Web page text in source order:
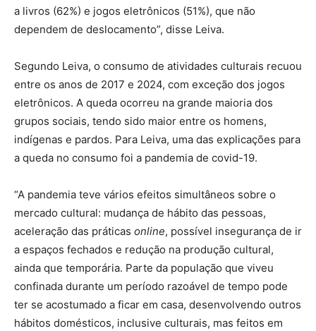
a livros (62%) e jogos eletrônicos (51%), que não
dependem de deslocamento”, disse Leiva.
Segundo Leiva, o consumo de atividades culturais recuou
entre os anos de 2017 e 2024, com exceção dos jogos
eletrônicos. A queda ocorreu na grande maioria dos
grupos sociais, tendo sido maior entre os homens,
indígenas e pardos. Para Leiva, uma das explicações para
a queda no consumo foi a pandemia de covid-19.
“A pandemia teve vários efeitos simultâneos sobre o
mercado cultural: mudança de hábito das pessoas,
aceleração das práticas online, possível insegurança de ir
a espaços fechados e redução na produção cultural,
ainda que temporária. Parte da população que viveu
confinada durante um período razoável de tempo pode
ter se acostumado a ficar em casa, desenvolvendo outros
hábitos domésticos, inclusive culturais, mas feitos em